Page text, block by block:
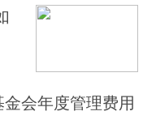
会年度管理费用